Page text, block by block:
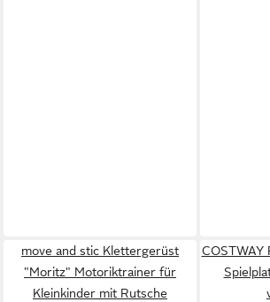
move and stic Klettergerüst
"Moritz" Motoriktrainer für
Kleinkinder mit Rutsche
COSTWAY